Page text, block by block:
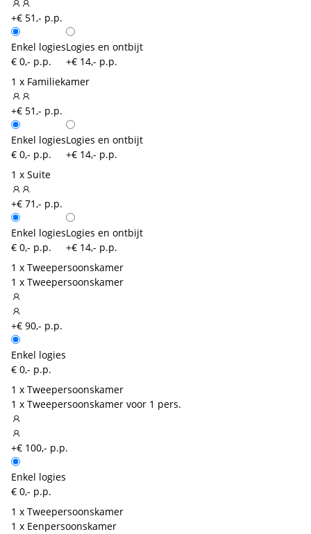
+€ 51,- p.p.
Enkel logies
€ 0,- p.p.
Logies en ontbijt
+€ 14,- p.p.
1 x Familiekamer
+€ 51,- p.p.
Enkel logies
€ 0,- p.p.
Logies en ontbijt
+€ 14,- p.p.
1 x Suite
+€ 71,- p.p.
Enkel logies
€ 0,- p.p.
Logies en ontbijt
+€ 14,- p.p.
1 x Tweepersoonskamer
1 x Tweepersoonskamer
+€ 90,- p.p.
Enkel logies
€ 0,- p.p.
1 x Tweepersoonskamer
1 x Tweepersoonskamer voor 1 pers.
+€ 100,- p.p.
Enkel logies
€ 0,- p.p.
1 x Tweepersoonskamer
1 x Eenpersoonskamer